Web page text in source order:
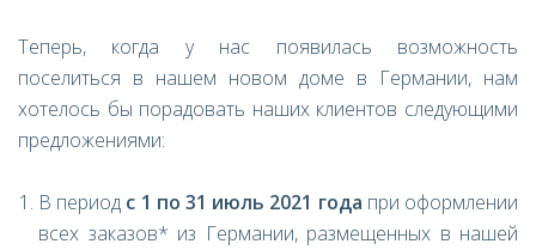
Теперь, когда у нас появилась возможность
поселиться в нашем новом доме в Германии, нам
хотелось бы порадовать наших клиентов следующими
предложениями:
В период с 1 по 31 июль 2021 года при оформлении
всех заказов* из Германии, размещенных в нашей